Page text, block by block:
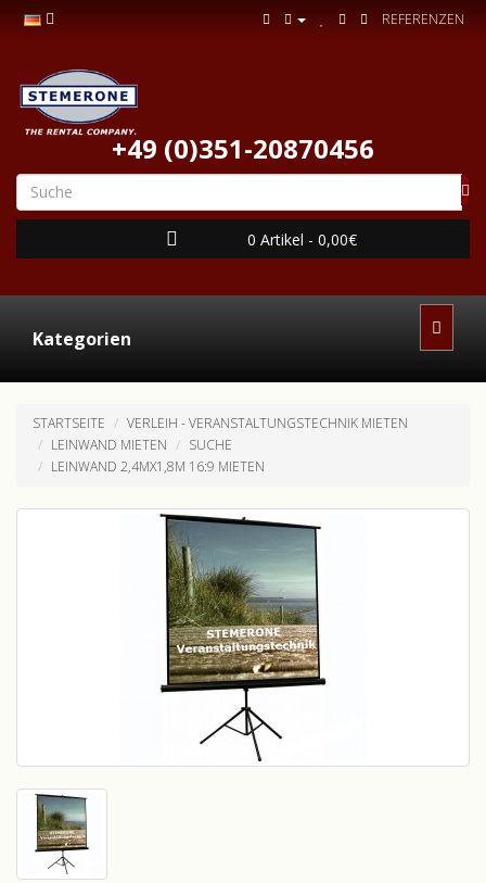
REFERENZEN
+49 (0)351-20870456
0 Artikel - 0,00€
Kategorien
STARTSEITE
VERLEIH - VERANSTALTUNGSTECHNIK MIETEN
LEINWAND MIETEN
SUCHE
LEINWAND 2,4MX1,8M 16:9 MIETEN